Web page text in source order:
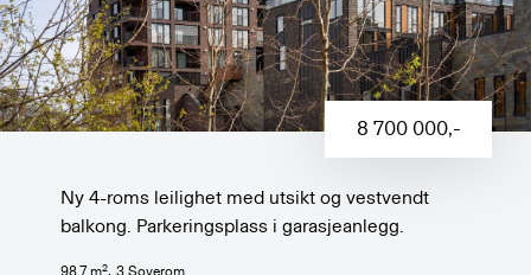
8 700 000,-
Ny 4-roms leilighet med utsikt og vestvendt
balkong. Parkeringsplass i garasjeanlegg.
98.7 m2, 3Soverom